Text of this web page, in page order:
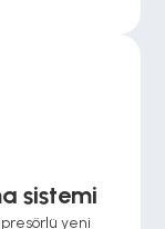
sistemi
yeni